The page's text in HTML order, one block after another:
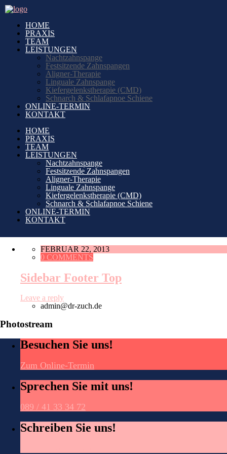
HOME
PRAXIS
TEAM
LEISTUNGEN
Nachtzahnspange
Festsitzende Zahnspangen
Aligner-Therapie
Linguale Zahnspange
Kiefergelenkstherapie (CMD)
Schnarch & Schlafapnoe Schiene
ONLINE-TERMIN
KONTAKT
HOME
PRAXIS
TEAM
LEISTUNGEN
Nachtzahnspange
Festsitzende Zahnspangen
Aligner-Therapie
Linguale Zahnspange
Kiefergelenkstherapie (CMD)
Schnarch & Schlafapnoe Schiene
ONLINE-TERMIN
KONTAKT
FEBRUAR 22, 2013
0 COMMENTS
Sidebar Footer Top
Leave a reply
admin@dr-zuch.de
Photostream
Besuchen Sie uns!
Zum Online-Termin
Sprechen Sie mit uns!
089 / 41 33 34 72
Schreiben Sie uns!